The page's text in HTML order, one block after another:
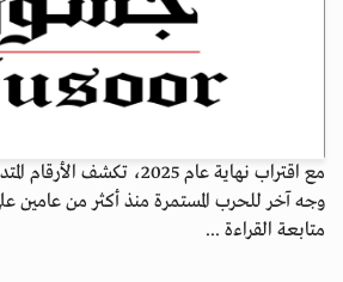
مع اقتراب نهاية عام 2025،
وجه آخر للحرب المستمرة منذ أكثر من عامين
متابعة القراءة ...